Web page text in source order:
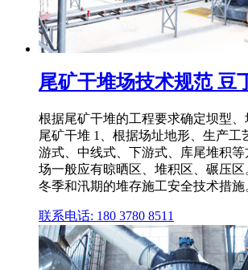
尾矿干堆场技术规范 豆
根据尾矿干堆的工程要求确定坝型、
尾矿干堆 1、根据场址地形、生产工
游式、中线式、下游式、库尾堆积
场一般应有晾晒区、堆积区、碾压
冬季和汛期的堆存施工安全技术措施
联系电话: 180 3780 8511